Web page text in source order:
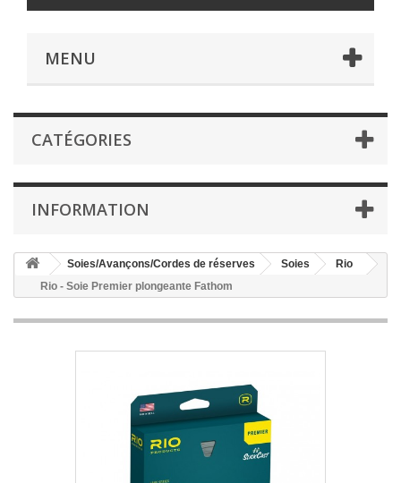
MENU
CATÉGORIES
INFORMATION
Soies/Avançons/Cordes de réserves Soies
Rio
Rio - Soie Premier plongeante Fathom